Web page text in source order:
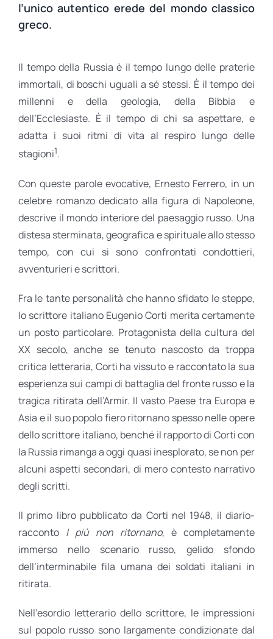
l’unico autentico erede del mondo classico
greco.
Il tempo della Russia è il tempo lungo delle praterie
immortali, di boschi uguali a sé stessi. È il tempo dei
millenni e della geologia, della Bibbia e
dell’Ecclesiaste. È il tempo di chi sa aspettare, e
adatta i suoi ritmi di vita al respiro lungo delle
stagioni1.
Con queste parole evocative, Ernesto Ferrero, in un
celebre romanzo dedicato alla figura di Napoleone,
descrive il mondo interiore del paesaggio russo. Una
distesa sterminata, geografica e spirituale allo stesso
tempo, con cui si sono confrontati condottieri,
avventurieri e scrittori.
Fra le tante personalità che hanno sfidato le steppe,
lo scrittore italiano Eugenio Corti merita certamente
un posto particolare. Protagonista della cultura del
XX secolo, anche se tenuto nascosto da troppa
critica letteraria, Corti ha vissuto e raccontato la sua
esperienza sui campi di battaglia del fronte russo e la
tragica ritirata dell’Armir. Il vasto Paese tra Europa e
Asia e il suo popolo fiero ritornano spesso nelle opere
dello scrittore italiano, benché il rapporto di Corti con
la Russia rimanga a oggi quasi inesplorato, se non per
alcuni aspetti secondari, di mero contesto narrativo
degli scritti.
Il primo libro pubblicato da Corti nel 1948, il diario-
racconto I più non ritornano, è completamente
immerso nello scenario russo, gelido sfondo
dell’interminabile fila umana dei soldati italiani in
ritirata.
Nell’esordio letterario dello scrittore, le impressioni
sul popolo russo sono largamente condizionate dal